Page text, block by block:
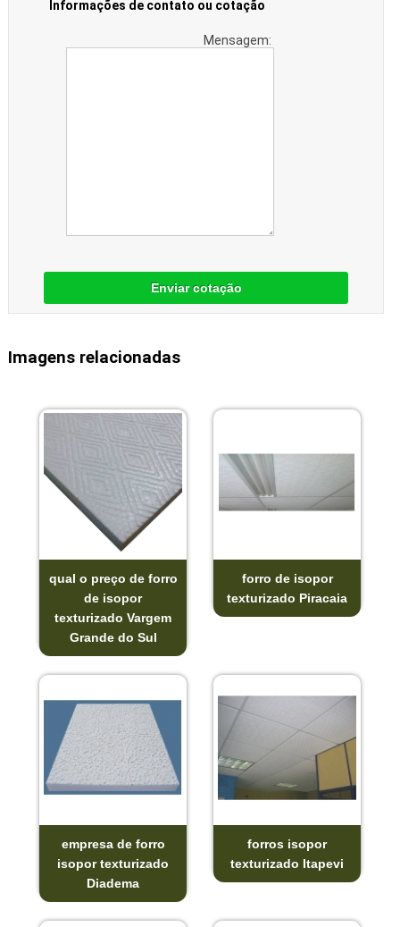
Informações de contato ou cotação
Mensagem:
Enviar cotação
Imagens relacionadas
qual o preço de forro
de isopor
texturizado Vargem
Grande do Sul
forro de isopor
texturizado Piracaia
empresa de forro
isopor texturizado
Diadema
forros isopor
texturizado Itapevi